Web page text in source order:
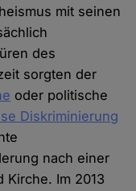
mit seinen
des
sorgten der
oder politische
Diskriminierung
nach einer
Kirche. Im 2013